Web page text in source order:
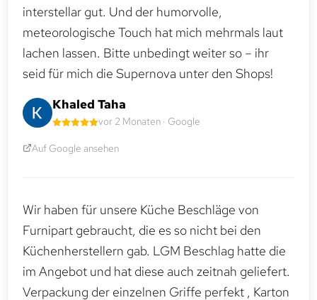
interstellar gut. Und der humorvolle,
meteorologische Touch hat mich mehrmals laut
lachen lassen. Bitte unbedingt weiter so – ihr
seid für mich die Supernova unter den Shops!
Khaled Taha
vor 2 Monaten · Google
Auf Google ansehen
Wir haben für unsere Küche Beschläge von
Furnipart gebraucht, die es so nicht bei den
Küchenherstellern gab. LGM Beschlag hatte die
im Angebot und hat diese auch zeitnah geliefert.
Verpackung der einzelnen Griffe perfekt , Karton